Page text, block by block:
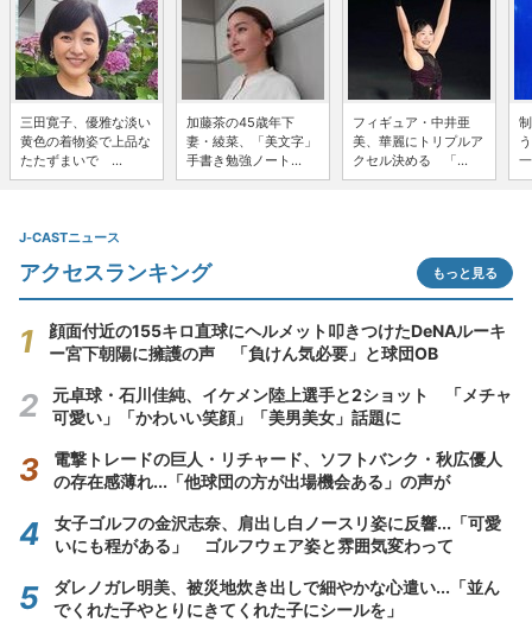
三田寛子、優雅な淡い
黄色の着物姿で上品な
たたずまいで ...
加藤茶の45歳年下
妻・綾菜、「美文字」
手書き勉強ノート...
フィギュア・中井亜
美、華麗にトリプルア
クセル決める 「...
J-CASTニュース
アクセスランキング もっと見る
顔面付近の155キロ直球にヘルメット叩きつけたDeNAルーキ
ー宮下朝陽に擁護の声 「負けん気必要」と球団OB
元卓球・石川佳純、イケメン陸上選手と2ショット 「メチャ
可愛い」「かわいい笑顔」「美男美女」話題に
電撃トレードの巨人・リチャード、ソフトバンク・秋広優人
の存在感薄れ...「他球団の方が出場機会ある」の声が
女子ゴルフの金沢志奈、肩出し白ノースリ姿に反響...「可愛
いにも程がある」 ゴルフウェア姿と雰囲気変わって
ダレノガレ明美、被災地炊き出しで細やかな心遣い...「並ん
でくれた子やとりにきてくれた子にシールを」